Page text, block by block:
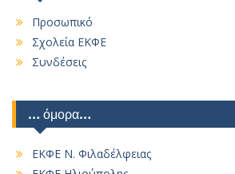
Προσωπικό
Σχολεία ΕΚΦΕ
Συνδέσεις
… όμορα…
ΕΚΦΕ Ν. Φιλαδέλφειας